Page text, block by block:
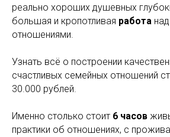
реально хороших душевных
большая и кропотливая работа
отношениями.
Узнать всё о построении
счастливых семейных отношений
30.000 рублей.
Именно столько стоит 6 часов
практики об отношениях, с